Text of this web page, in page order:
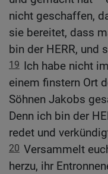
nicht geschaffen,
sie bereitet, dass
bin der HERR, und
19 Ich habe nicht
einem finstern Ort
Söhnen Jakobs
Denn ich bin der
redet und
20 Versammelt
herzu, ihr